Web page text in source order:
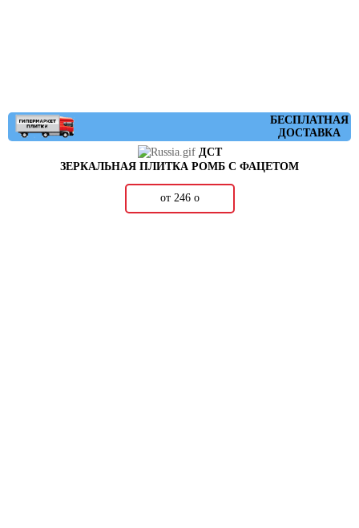
БЕСПЛАТНАЯ
ДОСТАВКА
ДСТ
ЗЕРКАЛЬНАЯ ПЛИТКА РОМБ С ФАЦЕТОМ
от 246 о